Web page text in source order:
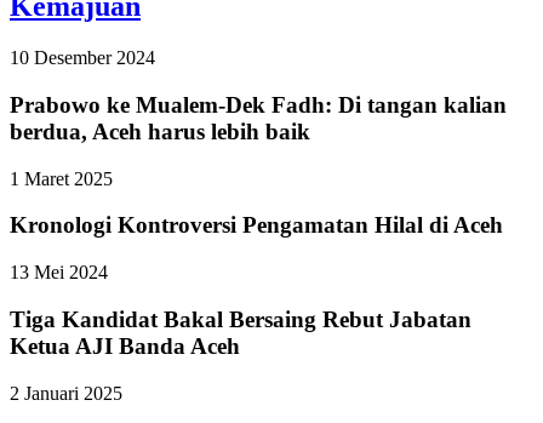
Kemajuan
10 Desember 2024
Prabowo ke Mualem-Dek Fadh: Di tangan kalian
berdua, Aceh harus lebih baik
1 Maret 2025
Kronologi Kontroversi Pengamatan Hilal di Aceh
13 Mei 2024
Tiga Kandidat Bakal Bersaing Rebut Jabatan
Ketua AJI Banda Aceh
2 Januari 2025